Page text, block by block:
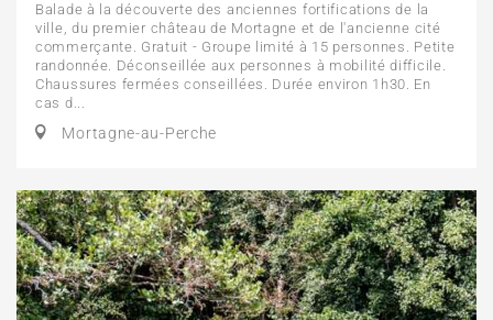
Balade à la découverte des anciennes fortifications de la
ville, du premier château de Mortagne et de l'ancienne cité
commerçante. Gratuit - Groupe limité à 15 personnes. Petite
randonnée. Déconseillée aux personnes à mobilité difficile.
Chaussures fermées conseillées. Durée environ 1h30. En
cas d...
Mortagne-au-Perche